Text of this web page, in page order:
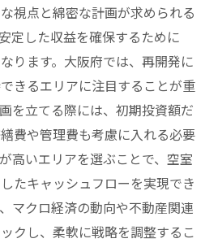
口動向
展
の影響
響
需要と投資の魅力
動態と賃貸需要
件の選び方
要変動
クセスの利便性
視点と綿密な計画が求められる
定した収益を確保するために
ります。大阪府では、再開発に
きるエリアに注目することが重
を立てる際には、初期投資額だ
費や管理費も考慮に入れる必要
高いエリアを選ぶことで、空室
たキャッシュフローを実現でき
マクロ経済の動向や不動産関連
クし、柔軟に戦略を調整するこ